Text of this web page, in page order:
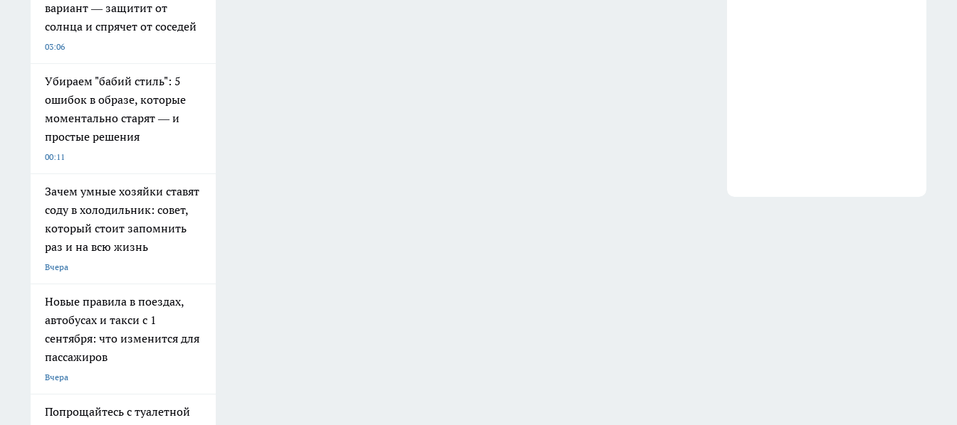
вариант — защитит от
солнца и спрячет от соседей
03:06
Убираем "бабий стиль": 5
ошибок в образе, которые
моментально старят — и
простые решения
00:11
Зачем умные хозяйки ставят
соду в холодильник: совет,
который стоит запомнить
раз и на всю жизнь
Вчера
Новые правила в поездах,
автобусах и такси с 1
сентября: что изменится для
пассажиров
Вчера
Попрощайтесь с туалетной